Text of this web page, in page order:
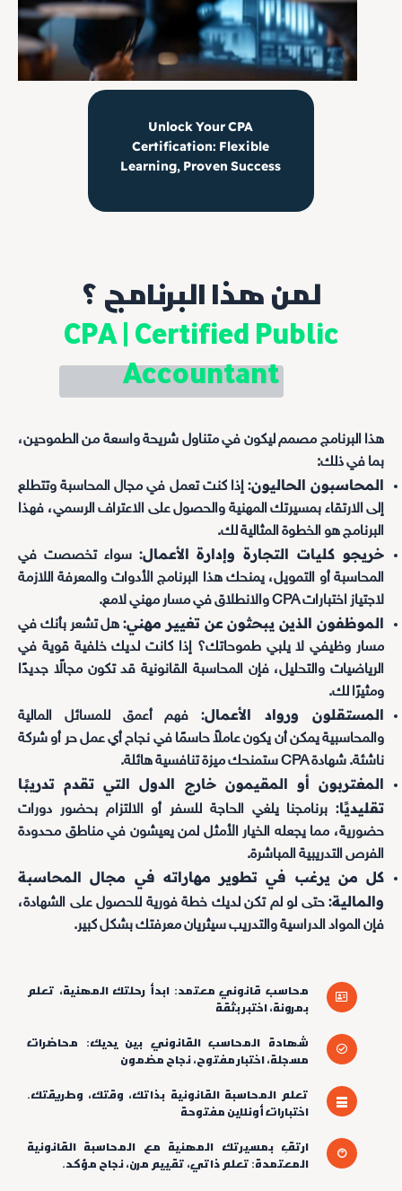
Unlock Your CPA
Certification: Flexible
Learning, Proven Success
لمن هذا البرنامج ؟
CPA | Certified Public
Accountant
هذا البرنامج مصمم ليكون في متناول شريحة واسعة من الطموحين،
بما في ذلك:
المحاسبون الحاليون: إذا كنت تعمل في مجال المحاسبة وتتطلع
إلى الارتقاء بمسيرتك المهنية والحصول على الاعتراف الرسمي، فهذا
البرنامج هو الخطوة المثالية لك.
خريجو كليات التجارة وإدارة الأعمال: سواء تخصصت في
المحاسبة أو التمويل، يمنحك هذا البرنامج الأدوات والمعرفة اللازمة
لاجتياز اختبارات CPA والانطلاق في مسار مهني لامع.
الموظفون الذين يبحثون عن تغيير مهني:هل تشعر بأنك في
مسار وظيفي لا يلبي طموحاتك؟ إذا كانت لديك خلفية قوية في
الرياضيات والتحليل، فإن المحاسبة القانونية قد تكون مجالًا جديدًا
ومثيرًا لك.
المستقلون ورواد الأعمال:فهم أعمق للمسائل المالية
والمحاسبية يمكن أن يكون عاملاً حاسمًا في نجاح أي عمل حر أو شركة
ناشئة. شهادة CPA ستمنحك ميزة تنافسية هائلة.
المغتربون أو المقيمون خارج الدول التي تقدم تدريبًا
تقليديًا: برنامجنا يلغي الحاجة للسفر أو الالتزام بحضور دورات
حضورية، مما يجعله الخيار الأمثل لمن يعيشون في مناطق محدودة
الفرص التدريبية المباشرة.
كل من يرغب في تطوير مهاراته في مجال المحاسبة
والمالية: حتى لو لم تكن لديك خطة فورية للحصول على الشهادة،
فإن المواد الدراسية والتدريب سيثريان معرفتك بشكل كبير.
محاسب قانوني معتمد: ابدأ رحلتك المهنية، تعلم
بمرونة، اختبر بثقة
شهادة المحاسب القانوني بين يديك: محاضرات
مسجلة، اختبار مفتوح، نجاح مضمون
تعلم المحاسبة القانونية بذاتك، وقتك، وطريقتك.
اختبارات أونلاين مفتوحة
ارتقِ بمسيرتك المهنية مع المحاسبة القانونية
المعتمدة: تعلم ذاتي، تقييم مرن، نجاح مؤكد.